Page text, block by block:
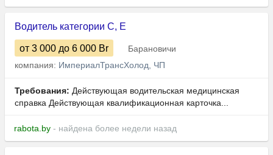
Водитель категории C, Е
от 3 000 до 6 000 Br
Барановичи
компания: ИмпериалТрансХолод, ЧП
Требования: Действующая водительская медицинская
справка Действующая квалификационная карточка...
rabota.by - найдена более недели назад